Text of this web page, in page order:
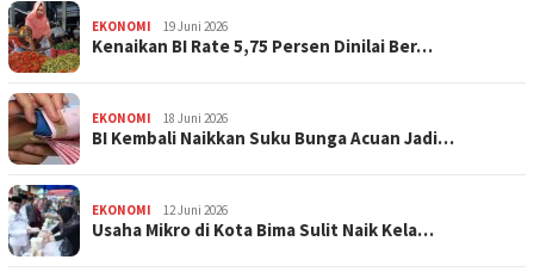
EKONOMI 19 Juni 2026
Kenaikan BI Rate 5,75 Persen Dinilai Ber…
EKONOMI 18 Juni 2026
BI Kembali Naikkan Suku Bunga Acuan Jadi…
EKONOMI 12 Juni 2026
Usaha Mikro di Kota Bima Sulit Naik Kela…